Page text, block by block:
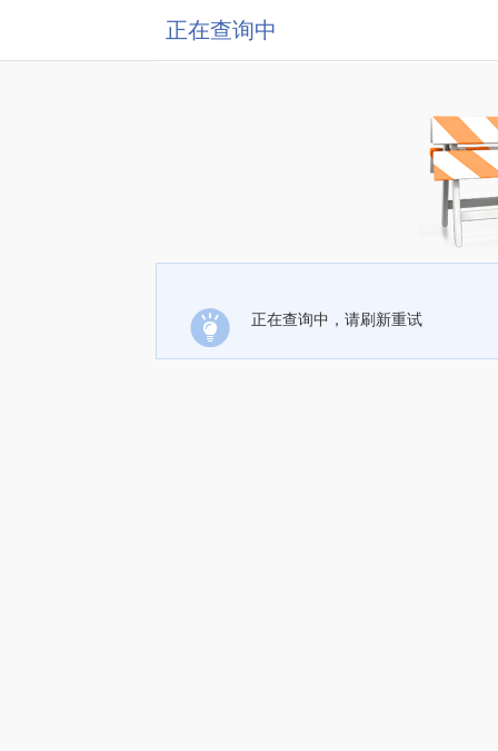
正在查询中
正在查询中，请刷新重试